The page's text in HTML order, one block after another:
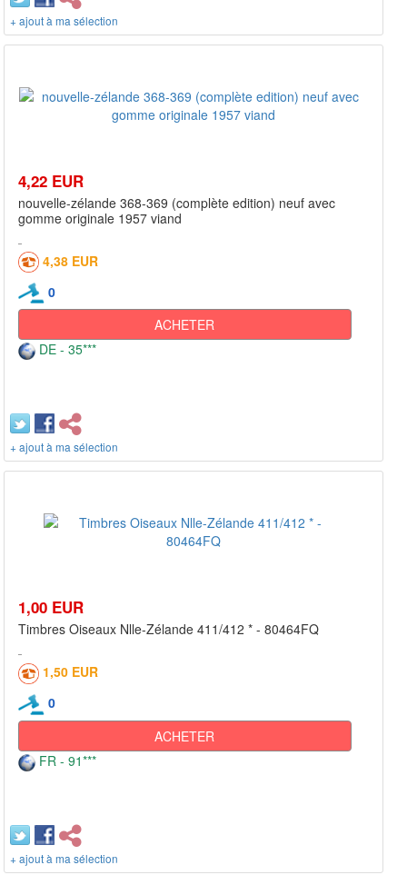
+ ajout à ma sélection
4,22 EUR
nouvelle-zélande 368-369 (complète edition) neuf avec
gomme originale 1957 viand
4,38 EUR
0
ACHETER
DE - 35***
+ ajout à ma sélection
1,00 EUR
Timbres Oiseaux Nlle-Zélande 411/412 * - 80464FQ
1,50 EUR
0
ACHETER
FR - 91***
+ ajout à ma sélection